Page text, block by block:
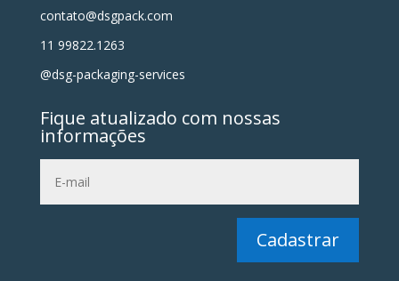
contato@dsgpack.com
11 99822.1263
@dsg-packaging-services
Fique atualizado com nossas
informações
Cadastrar